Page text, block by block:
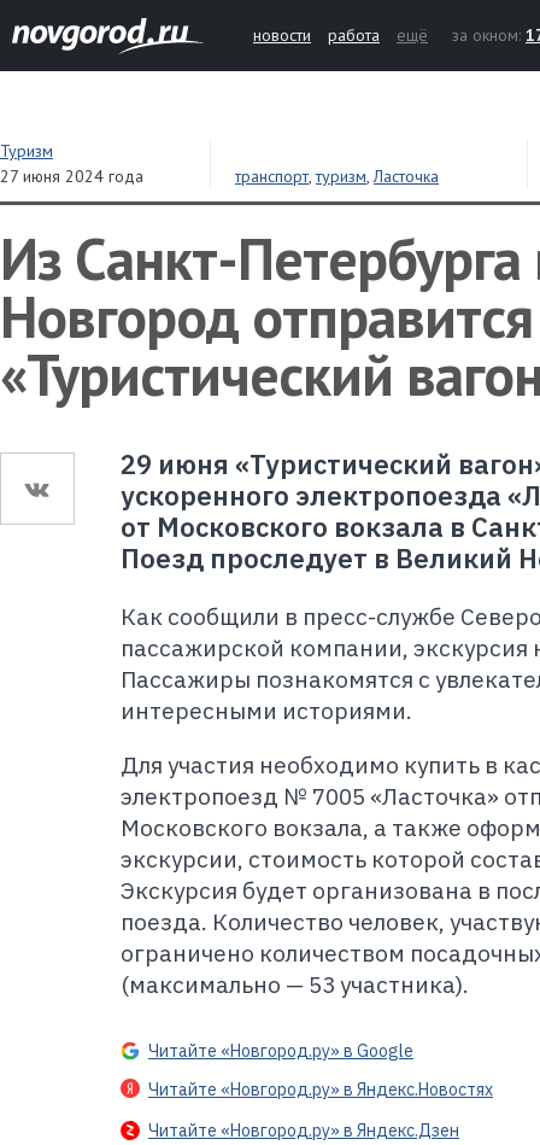
новости работа ещё за окном:
Туризм
27 июня 2024 года
транспорт,туризм,Ласточка
Из Санкт-
Новгород отправится
«Туристический
29 июня «Туристический
ускоренного электропоезда
от Московского вокзала в
Поезд проследует в Великий
Как сообщили в пресс-службе
пассажирской компании, экскурсия
Пассажиры познакомятся с
интересными историями.
Для участия необходимо купить в
электропоезд № 7005 «Ласточка»
Московского вокзала, а также
экскурсии, стоимость которой
Экскурсия будет организована в
поезда. Количество человек,
ограничено количеством
(максимально — 53 участника).
Читайте «Новгород.ру» в Google
Читайте «Новгород.ру» в Яндекс.Новостях
Читайте «Новгород.ру» в Яндекс.Дзен